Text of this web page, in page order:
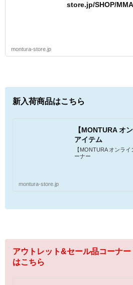
store.jp/SHOP/
montura-store.jp
新入荷商品はこちら
【MONTURA オ
アイテム
【MONTURA オンラ
ーナー
montura-store.jp
アウトレット&セール品コーナー
はこちら